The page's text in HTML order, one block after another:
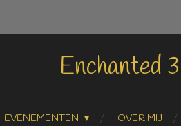
Enchanted
EVENEMENTEN OVER MIJ